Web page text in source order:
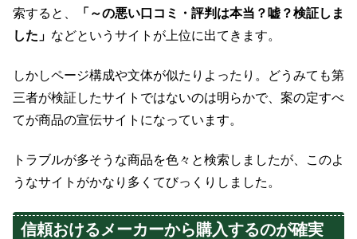
索すると、
「～の悪い口コミ・評判は本当？嘘？検証しま
した」 などというサイトが上位に出てきます。
しかしページ構成や文体が似たりよったり。どうみても第
三者が検証したサイトではないのは明らかで、案の定すべ
てが商品の宣伝サイトになっています。
トラブルが多そうな商品を色々と検索しましたが、このよ
うなサイトがかなり多くてびっくりしました。
信頼おけるメーカーから購入するのが確実